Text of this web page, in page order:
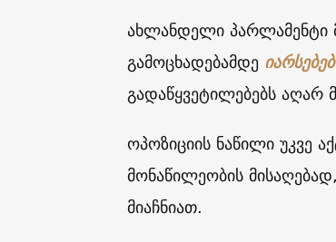
ახლანდელი პარლამენტი
გამოცხადებამდე
გადაწყვეტილებებს აღარ
ოპოზიციის ნაწილი უკვე
მონაწილეობის
მიაჩნიათ.